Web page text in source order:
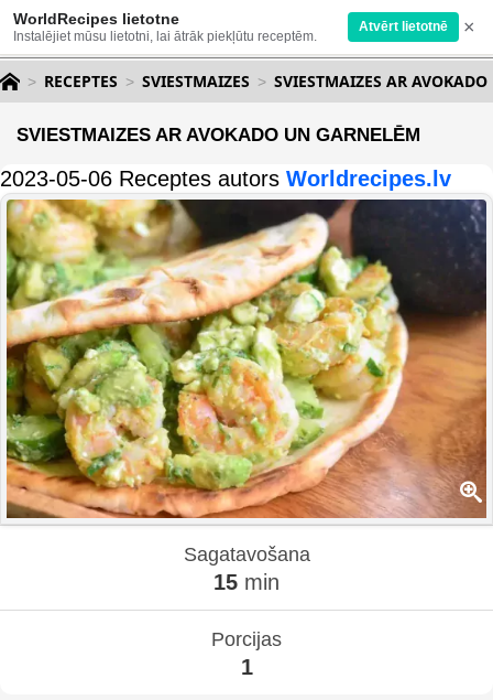
WorldRecipes lietotne
Instalējiet mūsu lietotni, lai ātrāk piekļūtu receptēm.
Atvērt lietotnē ×
RECEPTES SVIESTMAIZES SVIESTMAIZES AR
SVIESTMAIZES AR AVOKADO UN GARNELĒM
2023-05-06 Receptes autors Worldrecipes.lv
Sagatavošana
15 min
Porcijas
1